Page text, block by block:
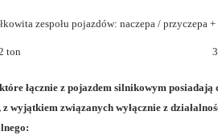
zespołu pojazdów: naczepa / przyczepa
ton
łącznie z pojazdem silnikowym posiadają
z wyjątkiem związanych wyłącznie z